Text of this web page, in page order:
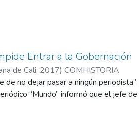
Entrar a la Gobernación
de Cali, 2017) COMHISTORIA
de no dejar pasar a ningún
“Mundo” informó que el jefe